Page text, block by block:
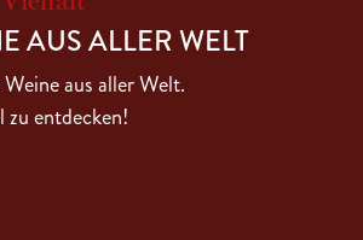
AUS ALLER WELT
aus aller Welt.
zu entdecken!